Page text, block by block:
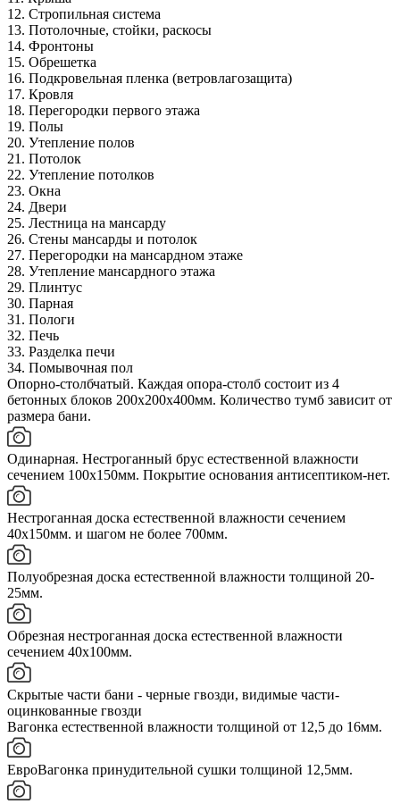
12. Стропильная система
13. Потолочные, стойки, раскосы
14. Фронтоны
15. Обрешетка
16. Подкровельная пленка (ветровлагозащита)
17. Кровля
18. Перегородки первого этажа
19. Полы
20. Утепление полов
21. Потолок
22. Утепление потолков
23. Окна
24. Двери
25. Лестница на мансарду
26. Стены мансарды и потолок
27. Перегородки на мансардном этаже
28. Утепление мансардного этажа
29. Плинтус
30. Парная
31. Пологи
32. Печь
33. Разделка печи
34. Помывочная пол
Опорно-столбчатый. Каждая опора-столб состоит из 4
бетонных блоков 200х200х400мм. Количество тумб зависит от
размера бани.
Одинарная. Нестроганный брус естественной влажности
сечением 100х150мм. Покрытие основания антисептиком-нет.
Нестроганная доска естественной влажности сечением
40х150мм. и шагом не более 700мм.
Полуобрезная доска естественной влажности толщиной 20-
25мм.
Обрезная нестроганная доска естественной влажности
сечением 40х100мм.
Скрытые части бани - черные гвозди, видимые части-
оцинкованные гвозди
Вагонка естественной влажности толщиной от 12,5 до 16мм.
ЕвроВагонка принудительной сушки толщиной 12,5мм.